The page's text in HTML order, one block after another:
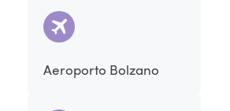
Aeroporto Bolzano